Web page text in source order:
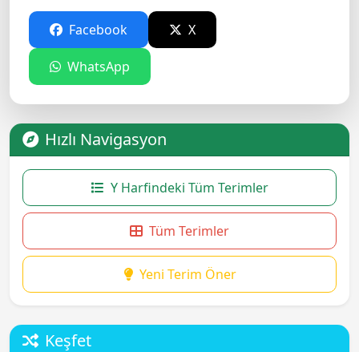
Facebook X
WhatsApp
Hızlı Navigasyon
Y Harfindeki Tüm Terimler
Tüm Terimler
Yeni Terim Öner
Keşfet